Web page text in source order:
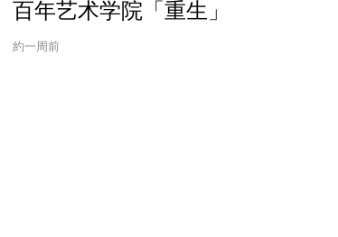
百年艺术学院「重生」
約一周前